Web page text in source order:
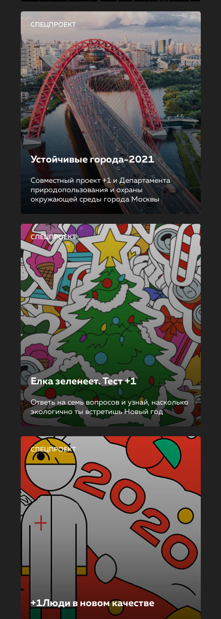
СПЕЦПРОЕКТ
Устойчивые города-2021
Совместный проект +1 и Департамента
природопользования и охраны
окружающей среды города Москвы
СПЕЦПРОЕКТ
Елка зеленеет. Тест +1
Ответь на семь вопросов и узнай, насколько
экологично ты встретишь Новый год
СПЕЦПРОЕКТ
+1Люди в новом качестве